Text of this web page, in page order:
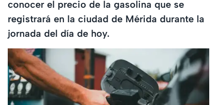
conocer el precio de la gasolina que se
registrará en la ciudad de Mérida durante la
jornada del día de hoy.